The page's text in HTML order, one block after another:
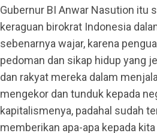
Gubernur BI Anwar Nasution itu
keraguan birokrat Indonesia
sebenarnya wajar, karena
pedoman dan sikap hidup yang
dan rakyat mereka dalam
mengekor dan tunduk kepada
kapitalismenya, padahal sudah
memberikan apa-apa kepada